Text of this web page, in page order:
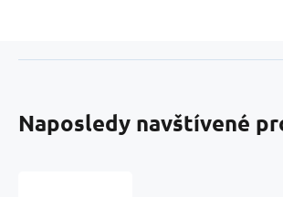
Naposledy navštívené